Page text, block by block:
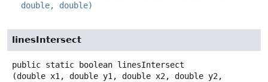
double, double)
linesIntersect
public static boolean linesIntersect
(double x1, double y1, double x2, double y2,